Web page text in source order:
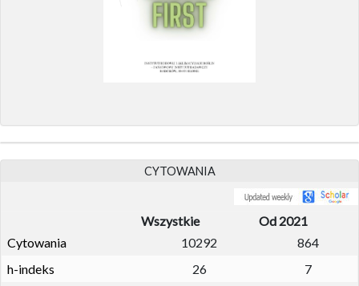
CYTOWANIA
Wszystkie
Od 2021
Cytowania
10292
864
h-indeks
26
7